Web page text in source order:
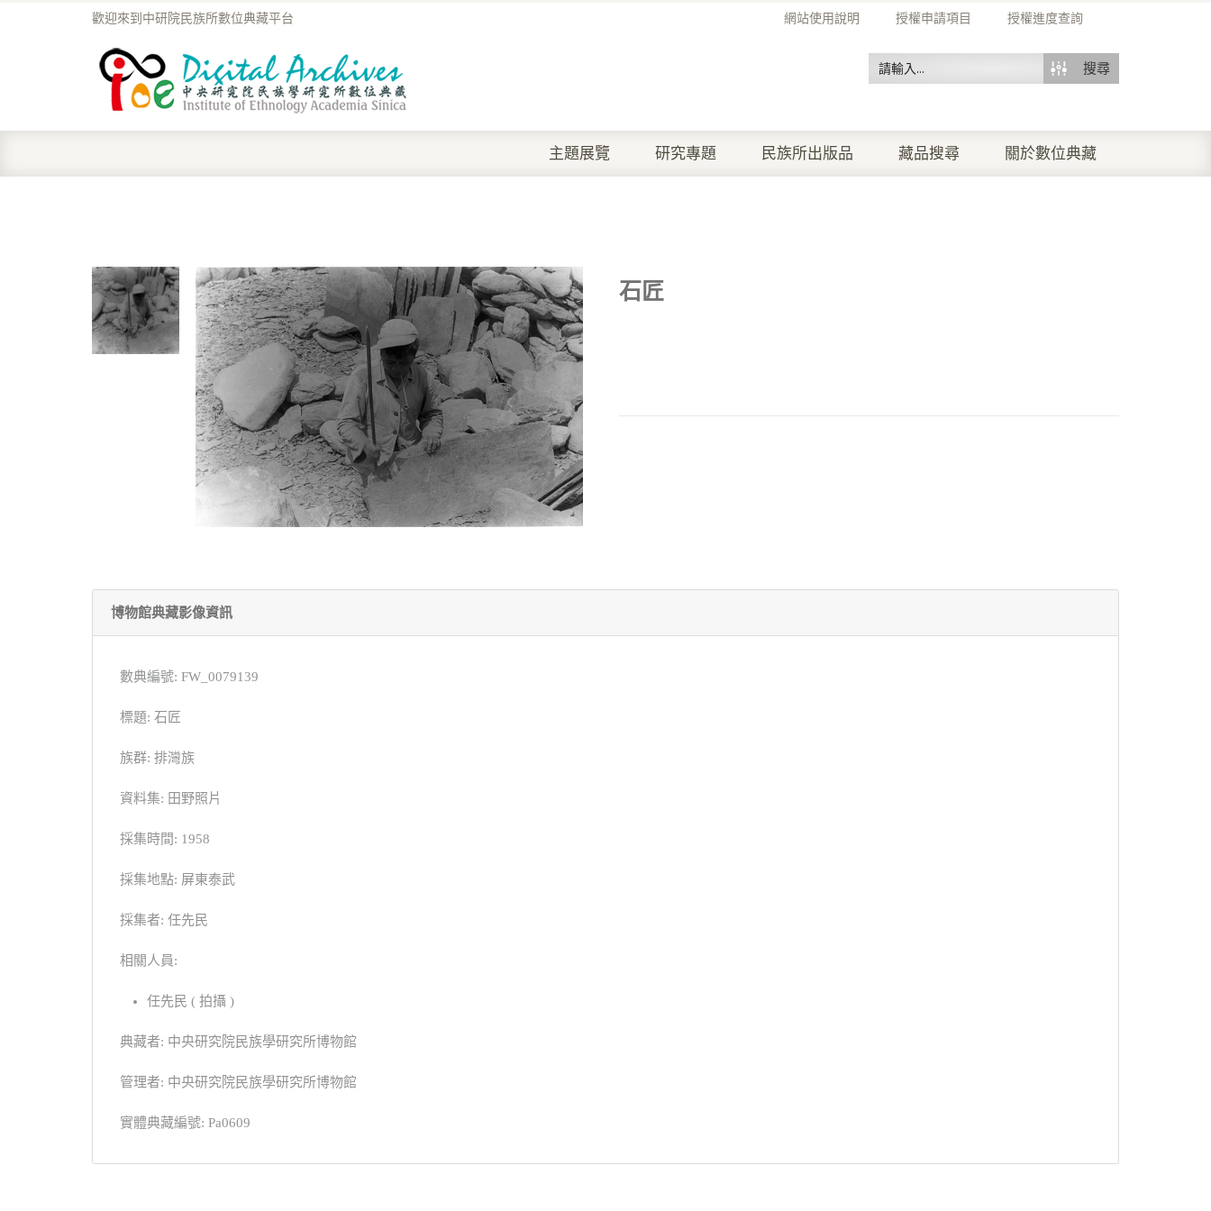
網站使用說明 授權申請項目 授權進度查詢
歡迎來到中研院民族所數位典藏平台
搜尋
主題展覽 研究專題 民族所出版品 藏品搜尋 關於數位典藏
石匠
博物館典藏影像資訊
數典編號: FW_0079139
標題: 石匠
族群: 排灣族
資料集: 田野照片
採集時間: 1958
採集地點: 屏東泰武
採集者: 任先民
相關人員:
任先民 ( 拍攝 )
典藏者: 中央研究院民族學研究所博物館
管理者: 中央研究院民族學研究所博物館
實體典藏編號: Pa0609